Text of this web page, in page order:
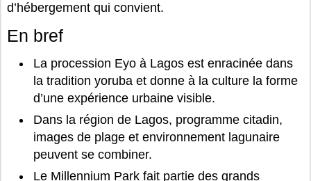
d’hébergement qui convient.
En bref
La procession Eyo à Lagos est enracinée dans
la tradition yoruba et donne à la culture la forme
d’une expérience urbaine visible.
Dans la région de Lagos, programme citadin,
images de plage et environnement lagunaire
peuvent se combiner.
Le Millennium Park fait partie des grands